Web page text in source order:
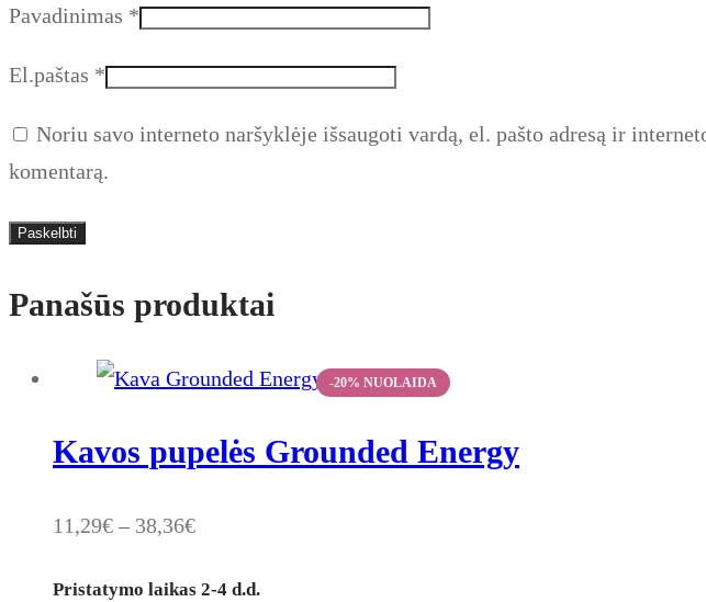
Pavadinimas *
El.paštas *
Noriu savo interneto naršyklėje išsaugoti vardą, el. pašto adresą ir
komentarą.
Panašūs produktai
Kavos pupelės Grounded Energy
11,29€ – 38,36€
Pristatymo laikas 2-4 d.d.